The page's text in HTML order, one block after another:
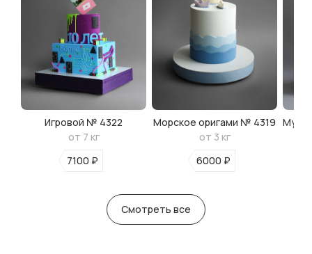
Игровой № 4322
от 7 кг
7100 ₽
Морское оригами № 4319
от 3 кг
6000 ₽
Смотреть все